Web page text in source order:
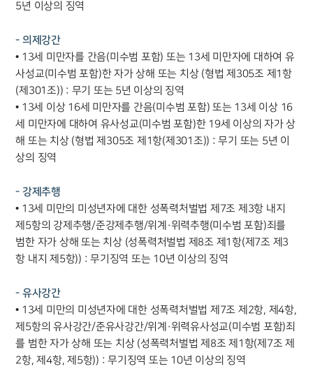
5년 이상의 징역
- 의제강간
• 13세 미만자를 간음(미수범 포함) 또는 13세 미만자에 대하여 유
사성교(미수범 포함)한 자가 상해 또는 치상 (형법 제305조 제1항
(제301조)) : 무기 또는 5년 이상의 징역
• 13세 이상 16세 미만자를 간음(미수범 포함) 또는 13세 이상 16
세 미만자에 대하여 유사성교(미수범 포함)한 19세 이상의 자가 상
해 또는 치상 (형법 제305조 제1항(제301조)) : 무기 또는 5년 이
상의 징역
- 강제추행
• 13세 미만의 미성년자에 대한 성폭력처벌법 제7조 제3항 내지
제5항의 강제추행/준강제추행/위계·위력추행(미수범 포함)죄를
범한 자가 상해 또는 치상 (성폭력처벌법 제8조 제1항(제7조 제3
항 내지 제5항)) : 무기징역 또는 10년 이상의 징역
- 유사강간
• 13세 미만의 미성년자에 대한 성폭력처벌법 제7조 제2항, 제4항,
제5항의 유사강간/준유사강간/위계·위력유사성교(미수범 포함)죄
를 범한 자가 상해 또는 치상 (성폭력처벌법 제8조 제1항(제7조 제
2항, 제4항, 제5항)) : 무기징역 또는 10년 이상의 징역